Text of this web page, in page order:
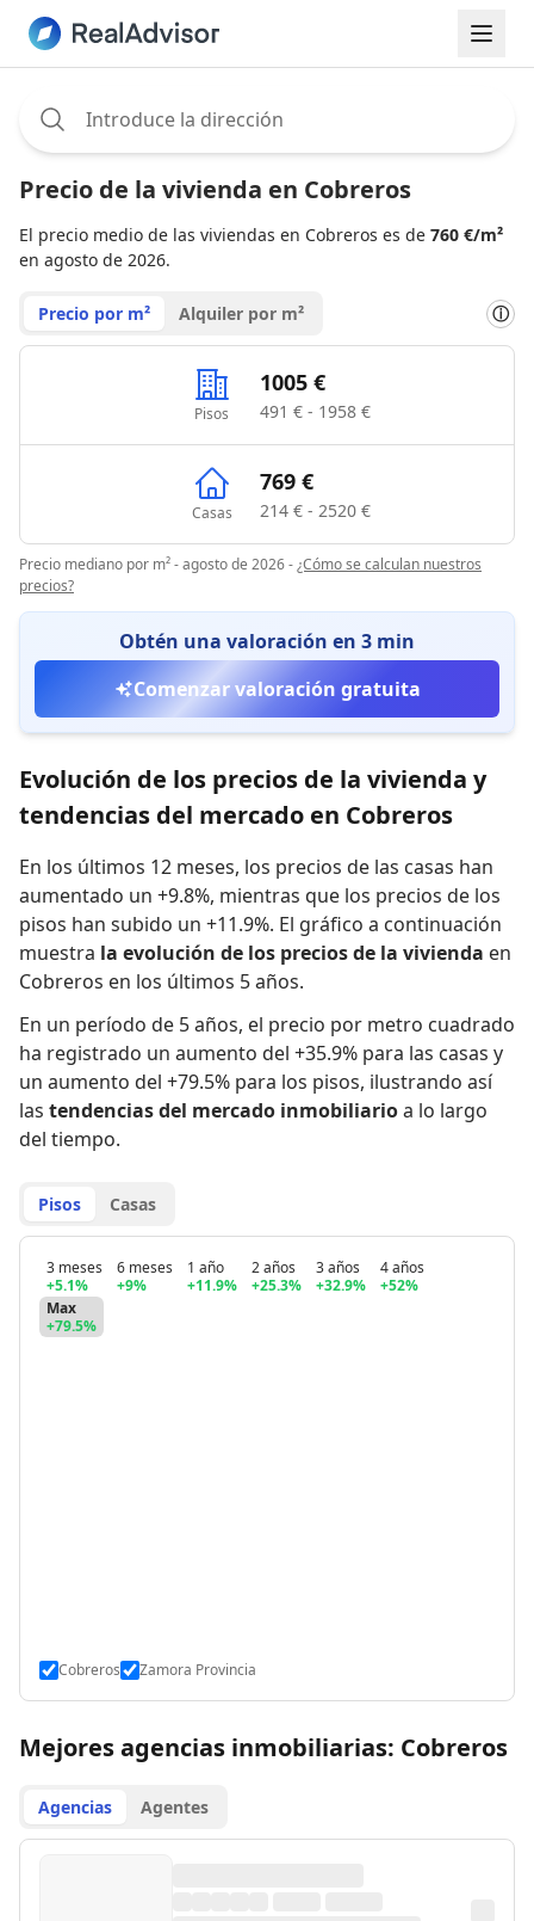
Precio de la vivienda en Cobreros
El precio medio de las viviendas en Cobreros es de 760 €/m²
en agosto de 2026.
Precio por m² Alquiler por m² ⓘ
Pisos
1005 €
491 € - 1958 €
Casas
769 €
214 € - 2520 €
Precio mediano por m² - agosto de 2026-¿Cómo se calculan nuestros
precios?
Obtén una valoración en 3 min
Comenzar valoración gratuita
Evolución de los precios de la vivienda y
tendencias del mercado en Cobreros
En los últimos 12 meses, los precios de las casas han
aumentado un +9.8%, mientras que los precios de los
pisos han subido un +11.9%. El gráfico a continuación
muestra la evolución de los precios de la vivienda en
Cobreros en los últimos 5 años.
En un período de 5 años, el precio por metro cuadrado
ha registrado un aumento del +35.9% para las casas y
un aumento del +79.5% para los pisos, ilustrando así
las tendencias del mercado inmobiliarioa lo largo
del tiempo.
Pisos Casas
3 meses
+5.1%
6 meses
+9%
1 año
+11.9%
2 años
+25.3%
3 años
+32.9%
4 años
+52%
Max
+79.5%
Cobreros Zamora Provincia
Mejores agencias inmobiliarias: Cobreros
Agencias Agentes